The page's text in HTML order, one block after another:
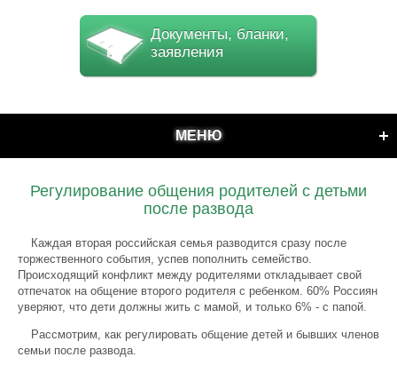
Документы, бланки,
заявления
МЕНЮ
Регулирование общения родителей с детьми
после развода
Каждая вторая российская семья разводится сразу после
торжественного события, успев пополнить семейство.
Происходящий конфликт между родителями откладывает свой
отпечаток на общение второго родителя с ребенком. 60% Россиян
уверяют, что дети должны жить с мамой, и только 6% - с папой.
Рассмотрим, как регулировать общение детей и бывших членов
семьи после развода.